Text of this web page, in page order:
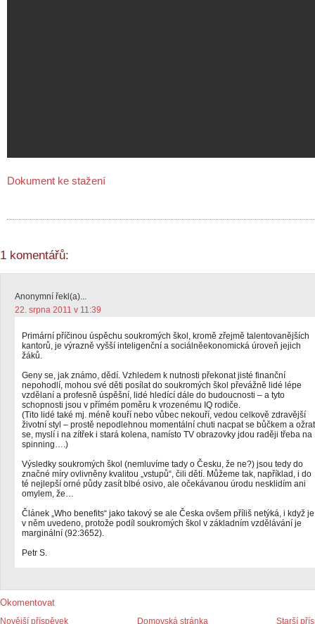
Dokument ke stažení
1 komentářů:
Anonymní řekl(a)...
22. srpna 2011 v 11:39
Primární příčinou úspěchu soukromých škol, kromě zřejmě talentovanějších
kantorů, je výrazně vyšší inteligenční a sociálněekonomická úroveň jejich
žáků.
Geny se, jak známo, dědí. Vzhledem k nutnosti překonat jisté finanční
nepohodlí, mohou své děti posílat do soukromých škol převážně lidé lépe
vzdělaní a profesně úspěšní, lidé hledící dále do budoucnosti – a tyto
schopnosti jsou v přímém poměru k vrozenému IQ rodiče.
(Tito lidé také mj. méně kouří nebo vůbec nekouří, vedou celkově zdravější
životní styl – prostě nepodlehnou momentální chuti nacpat se bůčkem a ožrat
se, myslí i na zítřek i stará kolena, namísto TV obrazovky jdou raději třeba na
spinning….)
Výsledky soukromých škol (nemluvíme tady o Česku, že ne?) jsou tedy do
značné míry ovlivněny kvalitou „vstupů“, čili dětí. Můžeme tak, například, i do
té nejlepší orné půdy zasít blbé osivo, ale očekávanou úrodu nesklidím ani
omylem, že…
Článek „Who benefits“ jako takový se ale Česka ovšem příliš netýká, i když je
v něm uvedeno, protože podíl soukromých škol v základním vzdělávání je
marginální (92:3652).
Petr S.
Okomentovat
Novější příspěvek Starší
Domovská stránka